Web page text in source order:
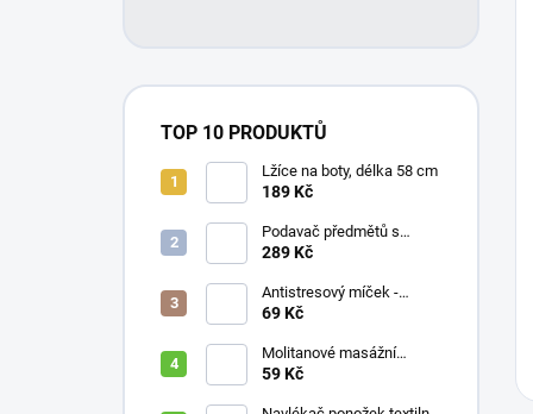
TOP 10 PRODUKTŮ
Lžíce na boty, délka 58 cm
189 Kč
Podavač předmětů s
magnetem / prodloužená
81 / 90 cm
289 Kč
Antistresový míček -
průměr 75 mm, mix barev
69 Kč
Molitanové masážní
míčky, různé velikosti
59 Kč